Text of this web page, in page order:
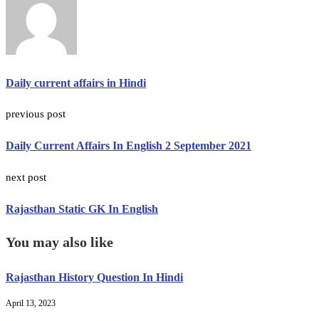
Daily current affairs in Hindi
previous post
Daily Current Affairs In English 2 September 2021
next post
Rajasthan Static GK In English
You may also like
Rajasthan History Question In Hindi
April 13, 2023